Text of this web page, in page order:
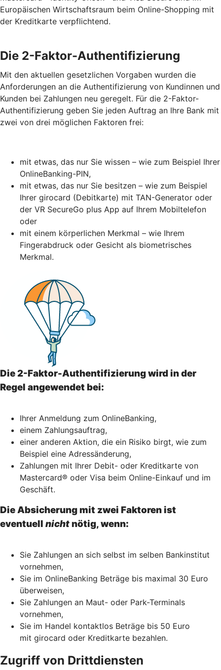
Europäischen Wirtschaftsraum beim Online-Shopping mit
der Kreditkarte verpflichtend.
Die 2-Faktor-Authentifizierung
Mit den aktuellen gesetzlichen Vorgaben wurden die
Anforderungen an die Authentifizierung von Kundinnen und
Kunden bei Zahlungen neu geregelt. Für die 2-Faktor-
Authentifizierung geben Sie jeden Auftrag an Ihre Bank mit
zwei von drei möglichen Faktoren frei:
mit etwas, das nur Sie wissen – wie zum Beispiel Ihrer
OnlineBanking-PIN,
mit etwas, das nur Sie besitzen – wie zum Beispiel
Ihrer girocard (Debitkarte) mit TAN-Generator oder
der VR SecureGo plus App auf Ihrem Mobiltelefon
oder
mit einem körperlichen Merkmal – wie Ihrem
Fingerabdruck oder Gesicht als biometrisches
Merkmal.
Die 2-Faktor-Authentifizierung wird in der
Regel angewendet bei:
Ihrer Anmeldung zum OnlineBanking,
einem Zahlungsauftrag,
einer anderen Aktion, die ein Risiko birgt, wie zum
Beispiel eine Adressänderung,
Zahlungen mit Ihrer Debit- oder Kreditkarte von
Mastercard® oder Visa beim Online-Einkauf und im
Geschäft.
Die Absicherung mit zwei Faktoren ist
eventuell nicht nötig, wenn:
Sie Zahlungen an sich selbst im selben Bankinstitut
vornehmen,
Sie im OnlineBanking Beträge bis maximal 30 Euro
überweisen,
Sie Zahlungen an Maut- oder Park-Terminals
vornehmen,
Sie im Handel kontaktlos Beträge bis 50 Euro
mit girocard oder Kreditkarte bezahlen.
Zugriff von Drittdiensten